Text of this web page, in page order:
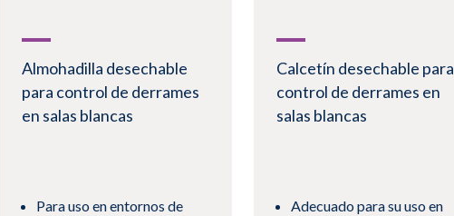
Almohadilla desechable
para control de derrames
en salas blancas
Para uso en entornos de
Calcetín desechable para
control de derrames en
salas blancas
Adecuado para su uso en